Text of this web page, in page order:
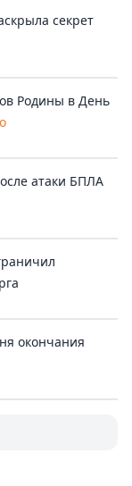
секрет
Родины в День
атаки БПЛА
окончания